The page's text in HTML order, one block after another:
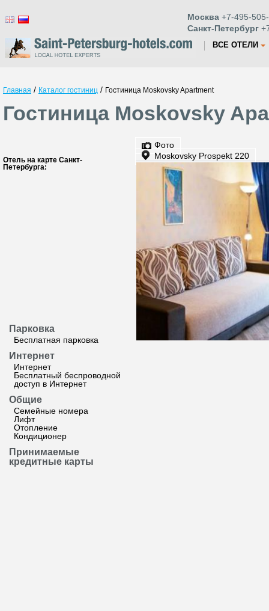
Москва +7-495-
Санкт-Петербург
ВСЕ ОТЕЛИ
Главная / Каталог гостиниц / Гостиница Moskovsky Apartment
Гостиница Moskovsky
Отель на карте Санкт-
Петербурга:
Парковка
Бесплатная парковка
Интернет
Интернет
Бесплатный беспроводной
доступ в Интернет
Общие
Семейные номера
Лифт
Отопление
Кондиционер
Принимаемые
кредитные карты
Фото
Moskovsky Prospekt 220